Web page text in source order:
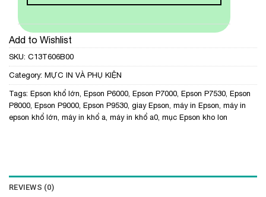
Add to Wishlist
SKU: C13T606B00
Category: MỰC IN VÀ PHỤ KIỆN
Tags: Epson khổ lớn Epson P6000 Epson P7000 Epson P7530 Epson
P8000 Epson P9000 Epson P9530 giay Epson máy in Epson máy in
epson khổ lớn máy in khổ a máy in khổ a0 mục Epson kho lon
REVIEWS (0)